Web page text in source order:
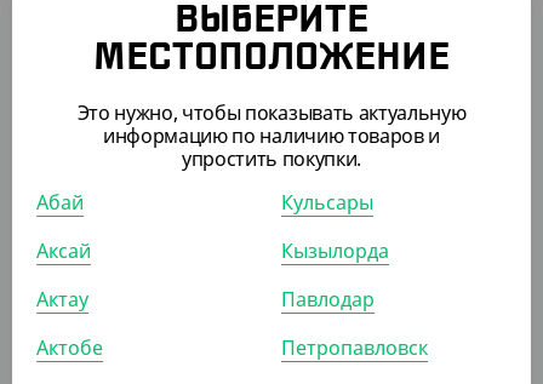
КОР (150)
ПОХОЖИЕ ТОВАРЫ
ВЫБЕРИТЕ
МЕСТОПОЛОЖЕНИЕ
Это нужно, чтобы показывать актуальную
информацию по наличию товаров и
упростить покупки.
Абай
Аксай
Актау
Актобе
Кульсары
Кызылорда
Павлодар
Петропавловск